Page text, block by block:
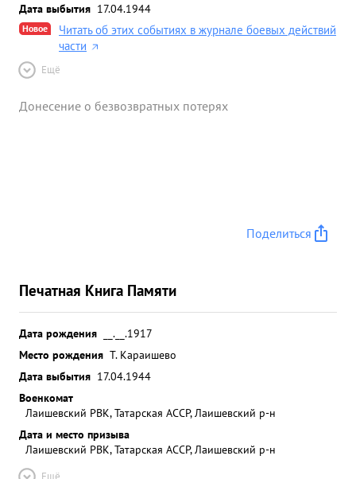
Дата выбытия 17.04.1944
Новое
Читать об этих событиях в журнале боевых действий
части
Ещё
Донесение о безвозвратных потерях
Поделиться
Печатная Книга Памяти
Дата рождения
__.__.1917
Место рождения T. Караишево
Дата выбытия 17.04.1944
Военкомат
Лаишевский РВК, Татарская АССР, Лаишевский р-н
Дата и место призыва
Лаишевский РВК, Татарская АССР, Лаишевский р-н
Ещё